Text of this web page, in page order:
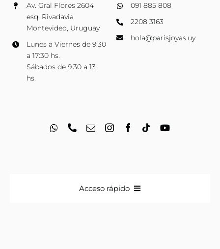
Av. Gral Flores 2604
esq. Rivadavia
Montevideo, Uruguay
Lunes a Viernes de 9:30
a 17:30 hs.
Sábados de 9:30 a 13
hs.
091 885 808
2208 3163
hola@parisjoyas.uy
Acceso rápido